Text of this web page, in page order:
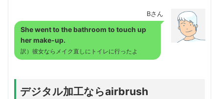
Bさん
She went to the bathroom to touch up
her make-up.
訳）彼女ならメイク直しにトイレに行ったよ
デジタル加工ならairbrush